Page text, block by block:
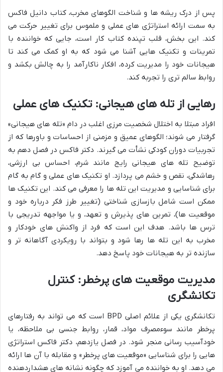
پس از درک ریشه ها و شناخت الگوهای مخرب، کتاب دانیل فاکس
به سمت ارائه استراتژی های عملی و ملموس برای تغییر حرکت می
کند. این بخش، قلب تپنده کتاب کار است، جایی که خواننده با
تمرینات و تکنیک هایی آشنا می شود که به او کمک می کند تا
هیجانات خود را مدیریت کرده، افکار ناکارآمد را به چالش بکشد و
روابط سالم تری را تجربه کند.
رهایی از تله های هیجانی: تکنیک های عملی
افراد مبتلا به اختلال شخصیت مرزی اغلب در دام «تله های هیجانی»
گرفتار می شوند؛ الگوهای عمیق و مزمنی از احساسات و باورها که از
تجربیات دوران کودکی نشأت می گیرند. دکتر فاکس در فصل دهم به
توضیح تله های هیجانی رایج مانند شرم، احساس بی ارزشی،
رهاشدگی، نقص و خشم می پردازد. او تکنیک های عملی و گام به گام
برای شناسایی و مدیریت این تله ها را معرفی می کند. این تکنیک ها
ممکن است شامل بازسازی شناختی (تغییر طرز فکر درباره خود و
موقعیت ها)، تمرین های پذیرش و تعهد، و یا مواجهه تدریجی با
ترس ها باشد. هدف این است که فرد از واکنش های خودکار و
مخرب به این تله ها رها شود و بتواند با رویکردی آگاهانه تر و
سازنده تر به هیجانات خود پاسخ دهد.
مدیریت موقعیت های پرخطر: کنترل
تکانشگری
تکانشگری یکی از علائم اصلی BPD است که می تواند به رفتارهای
پرخطر مانند سوءمصرف مواد، قمار، روابط جنسی بی ملاحظه، یا
خودآسیب رسانی منجر شود. در فصل یازدهم، دکتر فاکس استراتژی
هایی را برای شناسایی «موقعیت های پرخطر» و مقابله با آن ها ارائه
می دهد. او به خواننده می آموزد که چگونه نشانه های هشداردهنده